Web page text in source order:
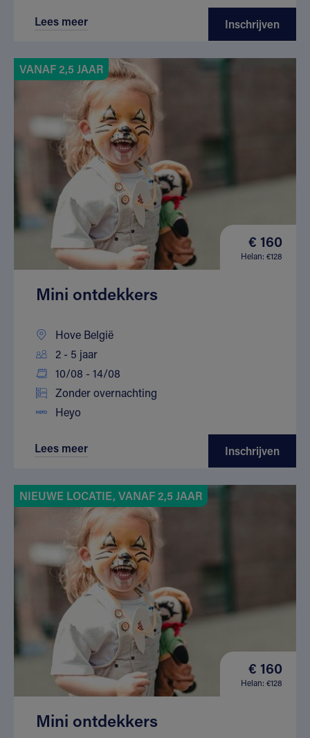
Lees meer Inschrijven
VANAF 2,5 JAAR
€ 160
Helan: €128
Mini ontdekkers
Hove België
2 - 5 jaar
10/08 - 14/08
Zonder overnachting
Heyo
Lees meer Inschrijven
NIEUWE LOCATIE, VANAF 2,5 JAAR
€ 160
Helan: €128
Mini ontdekkers